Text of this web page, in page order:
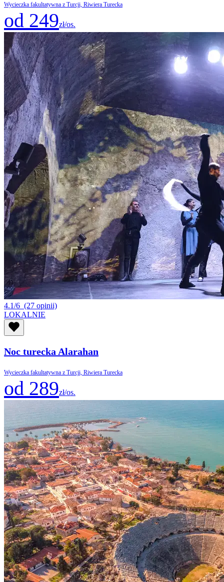
Wycieczka fakultatywna z Turcji, Riwiera Turecka
od 249zł/os.
4.1/6 (27 opinii)
LOKALNIE
Noc turecka Alarahan
Wycieczka fakultatywna z Turcji, Riwiera Turecka
od 289zł/os.